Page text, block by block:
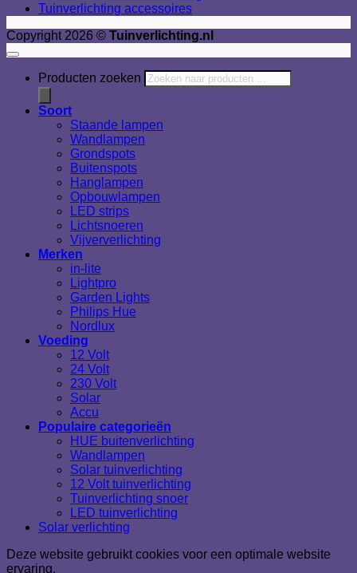
Tuinverlichting accessoires
Copyright 2026 © Tuinverlichting.nl
Producten zoeken
Soort
Staande lampen
Wandlampen
Grondspots
Buitenspots
Hanglampen
Opbouwlampen
LED strips
Lichtsnoeren
Vijververlichting
Merken
in-lite
Lightpro
Garden Lights
Philips Hue
Nordlux
Voeding
12 Volt
24 Volt
230 Volt
Solar
Accu
Populaire categorieën
HUE buitenverlichting
Wandlampen
Solar tuinverlichting
12 Volt tuinverlichting
Tuinverlichting snoer
LED tuinverlichting
Solar verlichting
Deze website gebruikt cookies voor een optimale website
ervaring.